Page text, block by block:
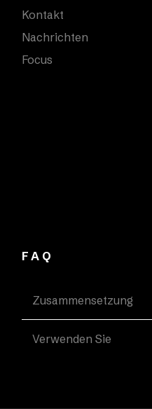
Kontakt
Nachrichten
Focus
FAQ
Zusammensetzung
Verwenden Sie